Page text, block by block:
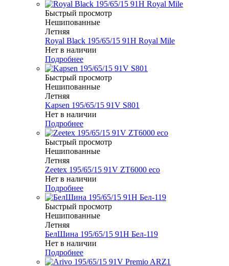
Быстрый просмотр
Нешипованные
Летняя
Royal Black 195/65/15 91H Royal Mile
Нет в наличии
Подробнее
Быстрый просмотр
Нешипованные
Летняя
Kapsen 195/65/15 91V S801
Нет в наличии
Подробнее
Быстрый просмотр
Нешипованные
Летняя
Zeetex 195/65/15 91V ZT6000 eco
Нет в наличии
Подробнее
Быстрый просмотр
Нешипованные
Летняя
БелШина 195/65/15 91H Бел-119
Нет в наличии
Подробнее